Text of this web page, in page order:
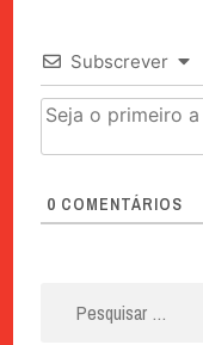
Subscrever
0 COMENTÁRIOS